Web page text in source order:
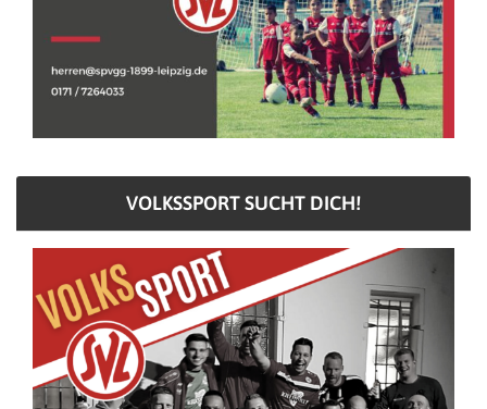
VOLKSSPORT SUCHT DICH!